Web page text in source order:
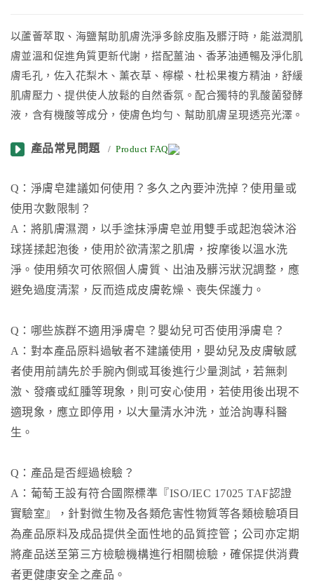
以蘆薈萃取、海鹽幫助肌膚洗淨多餘皮脂及髒汙時，能滋潤肌
膚並溫和促進角質更新代謝，搭配薑油、香茅油通暢及淨化肌
膚毛孔，佐入花梨木、薰衣草、檸檬、杜松果複方精油，舒緩
肌膚壓力、提供使人放鬆的自然香氛。配合獨特的乳酸菌發酵
液，含有機酸等成分，使膚色均勻、幫助肌膚呈現透亮光澤。
產品常見問題 / Product FAQ
Q：淨膚皂建議如何使用？多久之內要沖洗掉？使用量或
使用次數限制？
A：將肌膚濕潤，以手塗抹淨膚皂並用雙手或起泡袋沐浴
球搓揉起泡後，使用於欲清潔之肌膚，按摩後以溫水洗
淨。使用頻次可依照個人膚質、出油及髒污狀況調整，應
避免過度清潔，反而造成皮膚乾燥、喪失保護力。
Q：哪些族群不適用淨膚皂？嬰幼兒可否使用淨膚皂？
A：對本產品原料過敏者不建議使用，嬰幼兒及皮膚敏感
者使用前請先於手腕內側或耳後進行少量測試，若無刺
激、發癢或紅腫等現象，則可安心使用，若使用後出現不
適現象，應立即停用，以大量清水沖洗，並洽詢專科醫
生。
Q：產品是否經過檢驗？
A：葡萄王設有符合國際標準『ISO/IEC 17025 TAF認證
實驗室』，針對微生物及各類危害性物質等各類檢驗項目
為產品原料及成品提供全面性地的品質控管；公司亦定期
將產品送至第三方檢驗機構進行相關檢驗，確保提供消費
者更健康安全之產品。